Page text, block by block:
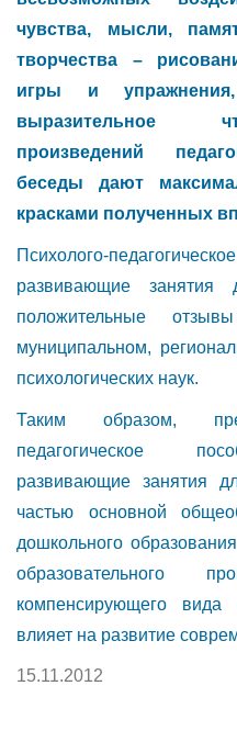
чувства, мысли,
творчества –
игры и упражнения,
выразительное
произведений
беседы дают
красками полученных
Психолого-
развивающие занятия
положительные
муниципальном,
психологических наук.
Таким образом,
педагогическое
развивающие занятия
частью основной
дошкольного
образовательного
компенсирующего
влияет на развитие
15.11.2012